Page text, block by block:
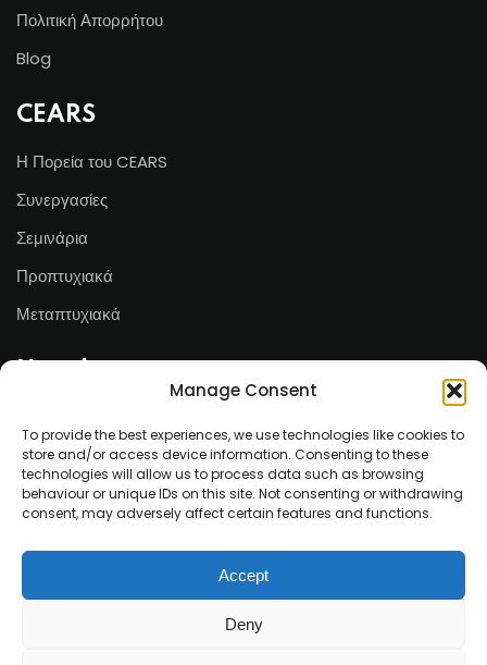
Manage Consent
To provide the best experiences, we use technologies like cookies to
store and/or access device information. Consenting to these
technologies will allow us to process data such as browsing
behaviour or unique IDs on this site. Not consenting or withdrawing
consent, may adversely affect certain features and functions.
Accept
Deny
Πολιτική Απορρήτου
Blog
CEARS
Η Πορεία του CEARS
Συνεργασίες
Σεμινάρια
Προπτυχιακά
Μεταπτυχιακά
Email*
Ονοματεπώνυμο